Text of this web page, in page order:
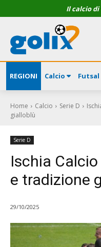
Il calcio
REGIONI Calcio Futsal
Home Calcio Serie D
gialloblù
Serie D
Ischia Calcio
e tradizione
29/10/2025